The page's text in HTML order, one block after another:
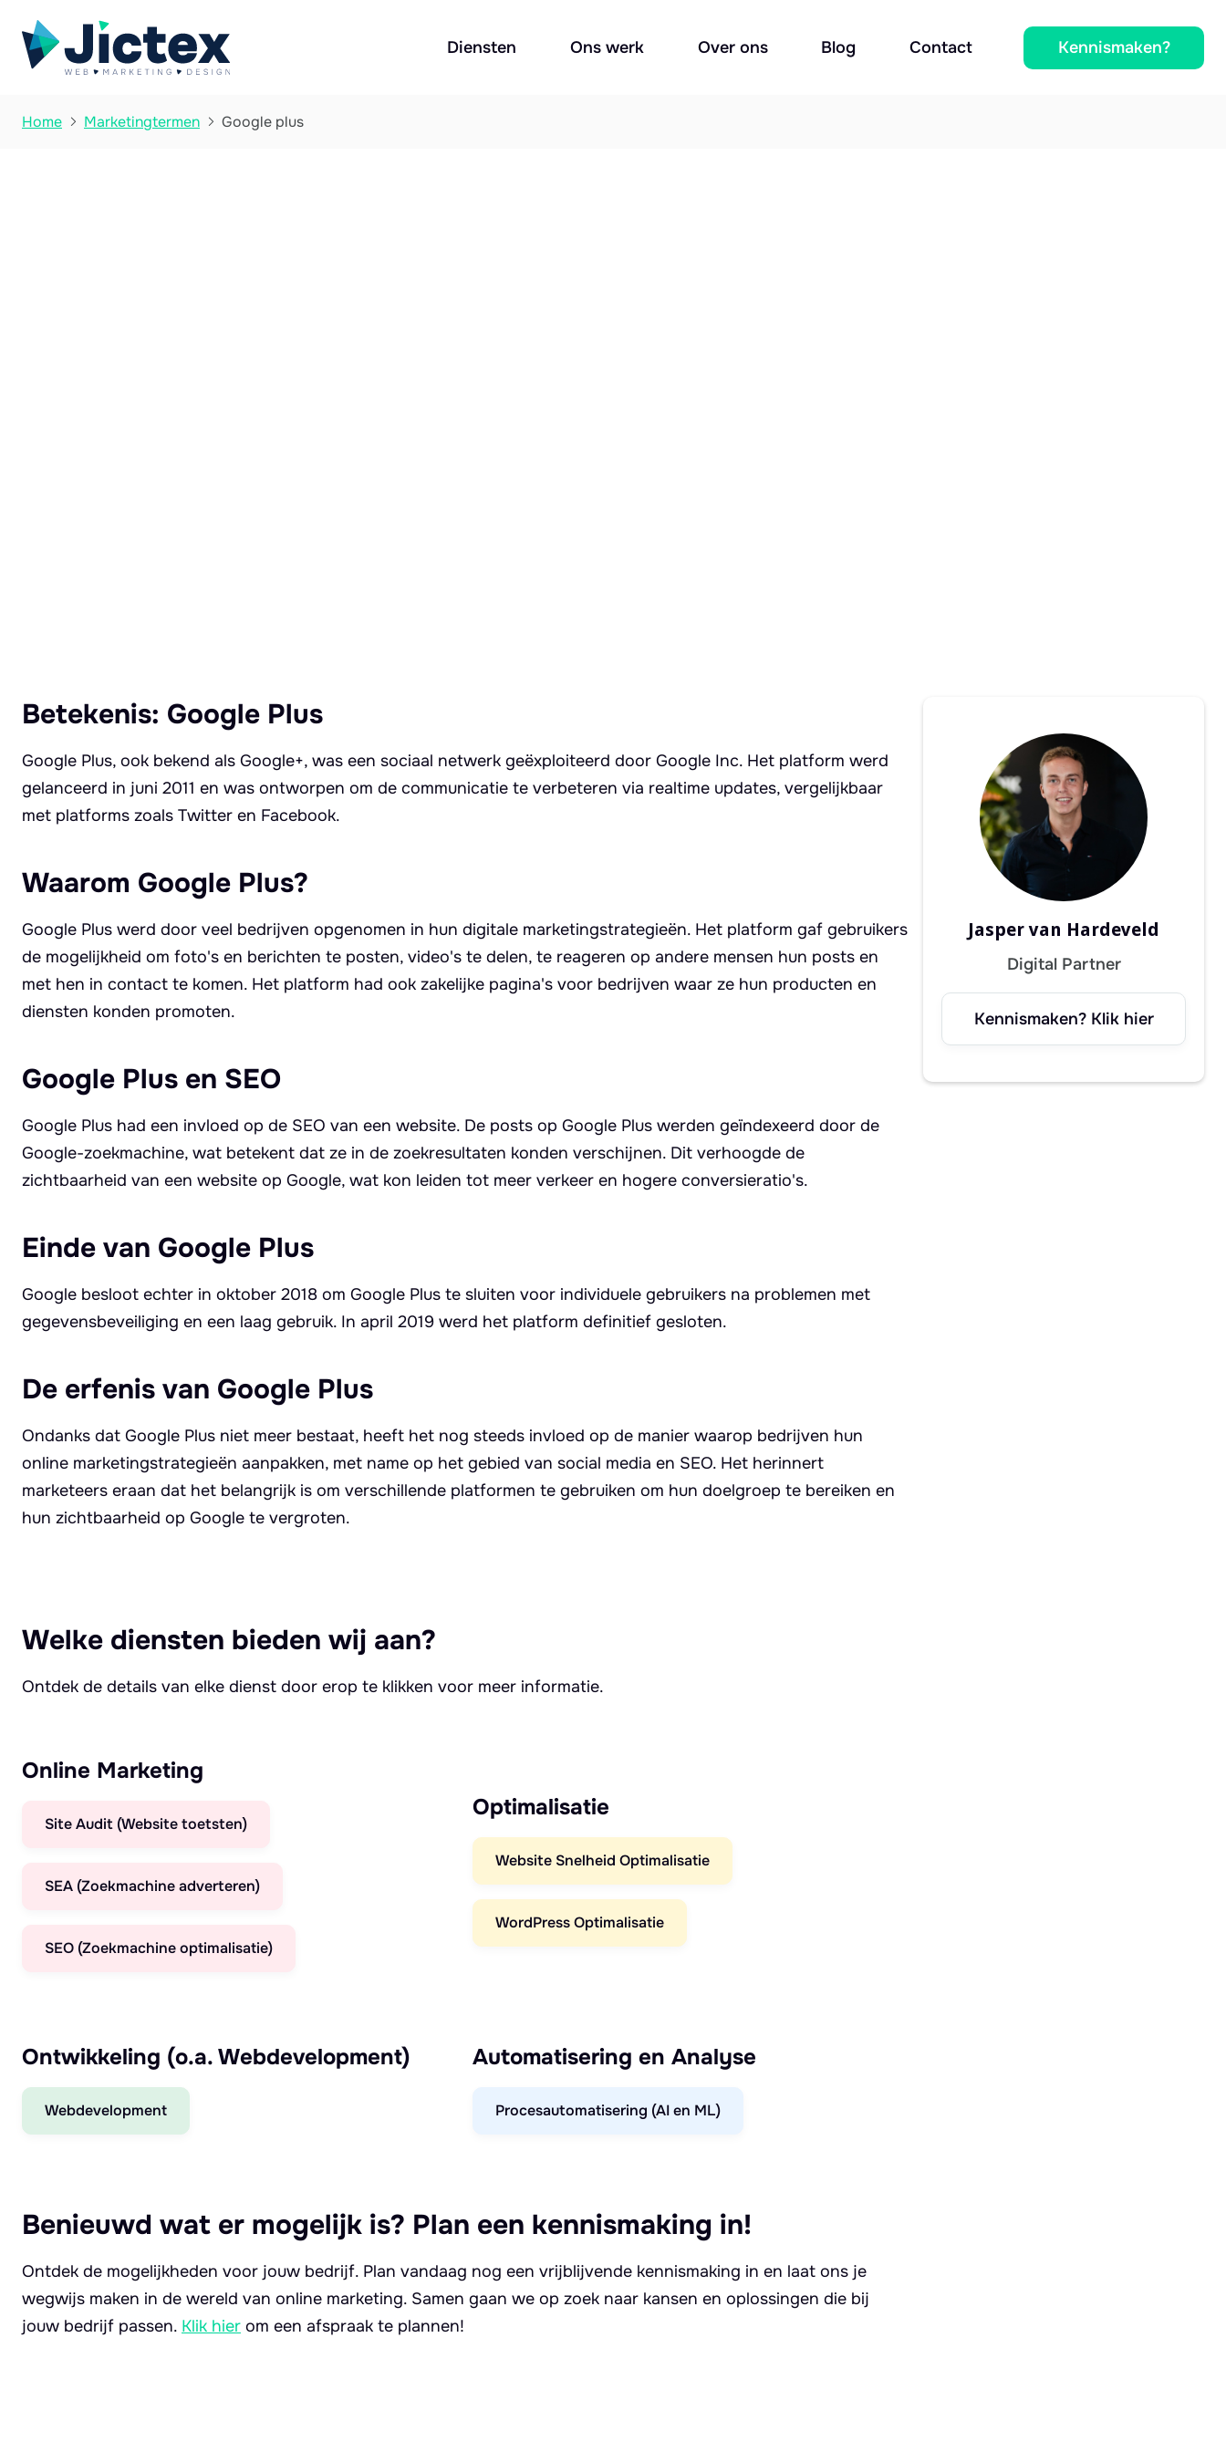
Diensten Ons werk Over ons Blog Contact Kennismaken?
Home  Marketingtermen  Google plus
Betekenis: Google Plus
Google Plus, ook bekend als Google+, was een sociaal netwerk geëxploiteerd door Google Inc. Het platform werd
gelanceerd in juni 2011 en was ontworpen om de communicatie te verbeteren via realtime updates, vergelijkbaar
met platforms zoals Twitter en Facebook.
Waarom Google Plus?
Google Plus werd door veel bedrijven opgenomen in hun digitale marketingstrategieën. Het platform gaf gebruikers
de mogelijkheid om foto's en berichten te posten, video's te delen, te reageren op andere mensen hun posts en
met hen in contact te komen. Het platform had ook zakelijke pagina's voor bedrijven waar ze hun producten en
diensten konden promoten.
Google Plus en SEO
Google Plus had een invloed op de SEO van een website. De posts op Google Plus werden geïndexeerd door de
Google-zoekmachine, wat betekent dat ze in de zoekresultaten konden verschijnen. Dit verhoogde de
zichtbaarheid van een website op Google, wat kon leiden tot meer verkeer en hogere conversieratio's.
Einde van Google Plus
Google besloot echter in oktober 2018 om Google Plus te sluiten voor individuele gebruikers na problemen met
gegevensbeveiliging en een laag gebruik. In april 2019 werd het platform definitief gesloten.
De erfenis van Google Plus
Ondanks dat Google Plus niet meer bestaat, heeft het nog steeds invloed op de manier waarop bedrijven hun
online marketingstrategieën aanpakken, met name op het gebied van social media en SEO. Het herinnert
marketeers eraan dat het belangrijk is om verschillende platformen te gebruiken om hun doelgroep te bereiken en
hun zichtbaarheid op Google te vergroten.
Welke diensten bieden wij aan?
Ontdek de details van elke dienst door erop te klikken voor meer informatie.
Online Marketing
Site Audit (Website toetsten)
SEA (Zoekmachine adverteren)
SEO (Zoekmachine optimalisatie)
Optimalisatie
Website Snelheid Optimalisatie
WordPress Optimalisatie
Ontwikkeling (o.a. Webdevelopment)
Webdevelopment
Automatisering en Analyse
Procesautomatisering (AI en ML)
Benieuwd wat er mogelijk is? Plan een kennismaking in!
Ontdek de mogelijkheden voor jouw bedrijf. Plan vandaag nog een vrijblijvende kennismaking in en laat ons je
wegwijs maken in de wereld van online marketing. Samen gaan we op zoek naar kansen en oplossingen die bij
jouw bedrijf passen. Klik hier om een afspraak te plannen!
Jasper van Hardeveld
Digital Partner
Kennismaken? Klik hier